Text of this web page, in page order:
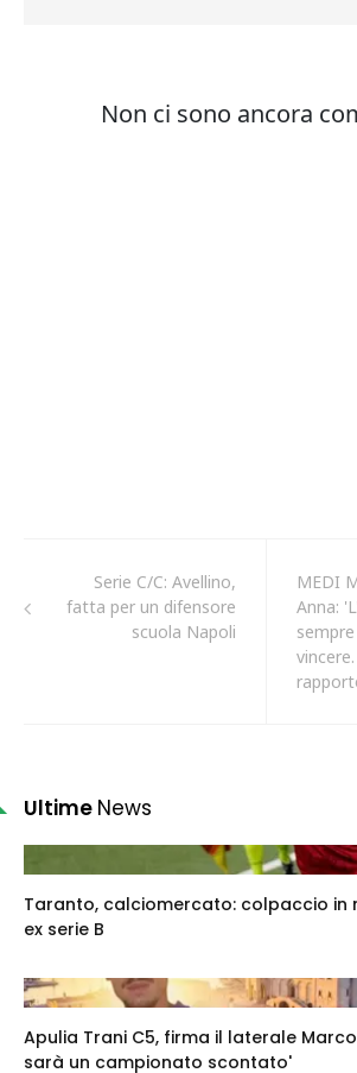
Serie C/C: Avellino,
fatta per un difensore
scuola Napoli
MEDI
Anna:
Ultime News
Taranto, calciomercato: colpaccio in
ex serie B
Apulia Trani C5, firma il laterale
sarà un campionato scontato'